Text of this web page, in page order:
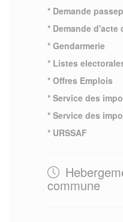
* Demande
* Demande d'acte
* Gendarmerie
* Listes
* Offres Emplois
* Service des
* Service des
* URSSAF
commune